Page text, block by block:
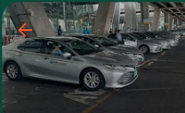
ข้ามไป
บริการแท็ก
จองแท็กซี่ไ
จังหวั
ทีมงานให้บริการ เ